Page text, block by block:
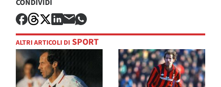
CONDIVIDI
ALTRI ARTICOLI DI SPORT